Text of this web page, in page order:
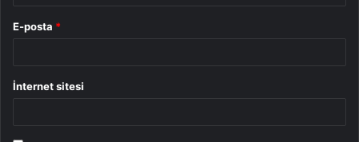
E-posta *
İnternet sitesi